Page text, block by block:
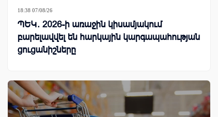
18:38 07/08/26
ՊԵԿ․ 2026-ի առաջին կիսամյակում
բարելավվել են հարկային կարգապահության
ցուցանիշները